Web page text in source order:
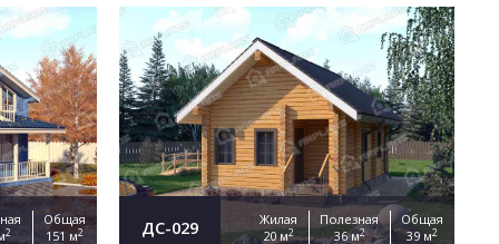
2
Общая
151 м2 ДС-029
Жилая
20 м2
Полезная
36 м2
Общая
39 м2